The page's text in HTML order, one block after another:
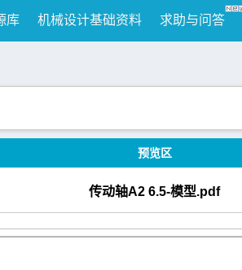
库 机械设计基础资料 求助与问答
预览区
传动轴A2 6.5-模型.pdf